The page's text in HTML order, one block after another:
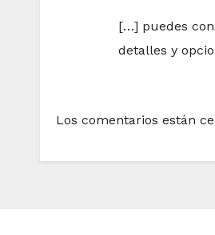
[…] puedes
detalles y
Los comentarios están